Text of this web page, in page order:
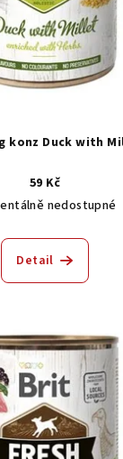
konz Duck with
59 Kč
nedostupné
Detail